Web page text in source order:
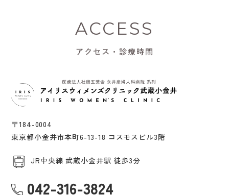
ACCESS
アクセス・診療時間
〒184-0004
東京都小金井市本町6-13-18 コスモスビル3階
JR中央線 武蔵小金井駅 徒歩3分
042-316-3824